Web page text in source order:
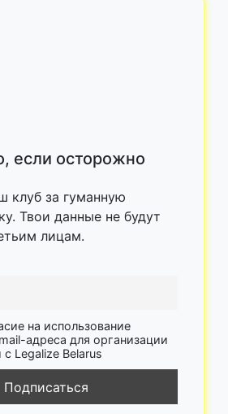
если осторожно
клуб за гуманную
Твои данные не будут
лицам.
на использование
адреса для организации
Legalize Belarus